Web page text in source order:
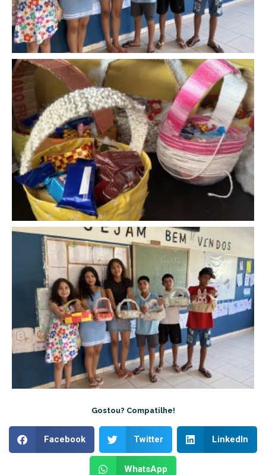
Gostou? Compatilhe!
Facebook Twitter LinkedIn
WhatsApp